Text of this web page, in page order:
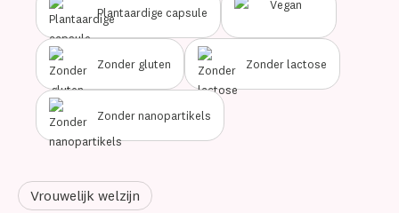
Plantaardige capsule
Zonder gluten Zonder lactose
Zonder nanopartikels
Vrouwelijk welzijn